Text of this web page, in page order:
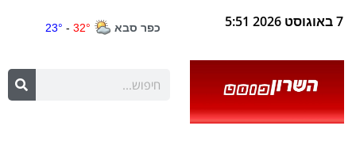
7 באוגוסט 2026 5:51